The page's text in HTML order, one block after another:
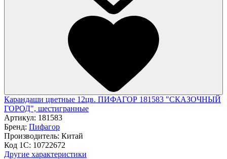
Карандаши цветные 12цв. ПИФАГОР 181583 "СКАЗОЧНЫЙ
ГОРОД", шестигранные
Артикул: 181583
Бренд: Пифагор
Производитель: Китай
Код 1С: 10722672
Другие характеристики